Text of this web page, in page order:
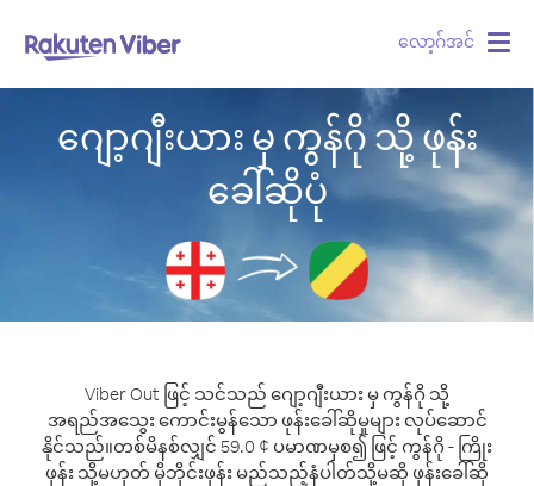
လော့ဂ်အင်
ဂျော့ဂျီးယား မှ ကွန်ဂို သို့ ဖုန်း
ခေါ်ဆိုပုံ
Viber Out ဖြင့် သင်သည် ဂျော့ဂျီးယား မှ ကွန်ဂို သို့
အရည်အသွေး ကောင်းမွန်သော ဖုန်းခေါ်ဆိုမှုများ လုပ်ဆောင်
နိုင်သည်။တစ်မိနစ်လျှင် 59.0 ¢ ပမာဏမှစ၍ ဖြင့် ကွန်ဂို - ကြိုး
ဖုန်း သို့မဟုတ် မိုဘိုင်းဖုန်း မည်သည့်နံပါတ်သို့မဆို ဖုန်းခေါ်ဆို